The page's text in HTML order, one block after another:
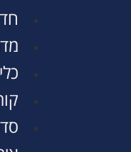
חדשות
מדריכים
כלי AI
קורסי AI
סדנאות AI